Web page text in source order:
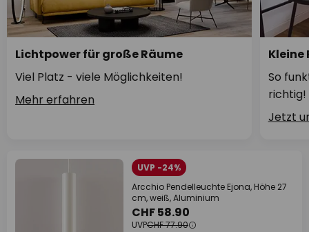
Lichtpower für große Räume
Viel Platz - viele Möglichkeiten!
Mehr erfahren
Kleine
So
richtig!
Jetzt
UVP -24%
Arcchio Pendelleuchte Ejona, Höhe 27
cm, weiß, Aluminium
CHF 58.90
UVPCHF 77.90